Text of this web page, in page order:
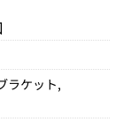
ラケット,